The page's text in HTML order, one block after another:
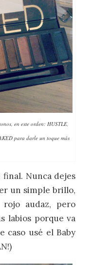
en este orden: HUSTLE,
para darle un toque más
final. Nunca dejes
un simple brillo,
audaz, pero
labios porque va
caso usé el Baby